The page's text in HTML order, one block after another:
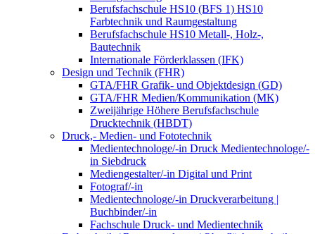
Berufsfachschule HS10 (BFS 1) HS10
Farbtechnik und Raumgestaltung
Berufsfachschule HS10 Metall-, Holz-,
Bautechnik
Internationale Förderklassen (IFK)
Design und Technik (FHR)
GTA/FHR Grafik- und Objektdesign (GD)
GTA/FHR Medien/Kommunikation (MK)
Zweijährige Höhere Berufsfachschule
Drucktechnik (HBDT)
Druck,- Medien- und Fototechnik
Medientechnologe/-in Druck Medientechnologe/-
in Siebdruck
Mediengestalter/-in Digital und Print
Fotograf/-in
Medientechnologe/-in Druckverarbeitung |
Buchbinder/-in
Fachschule Druck- und Medientechnik